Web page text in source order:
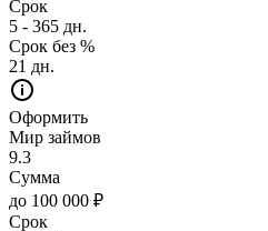
Срок
5 - 365 дн.
Срок без %
21 дн.
Оформить
Мир займов
9.3
Сумма
до 100 000 ₽
Срок